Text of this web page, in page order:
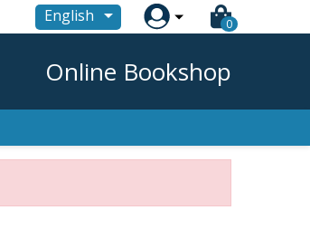
English  0
Online Bookshop